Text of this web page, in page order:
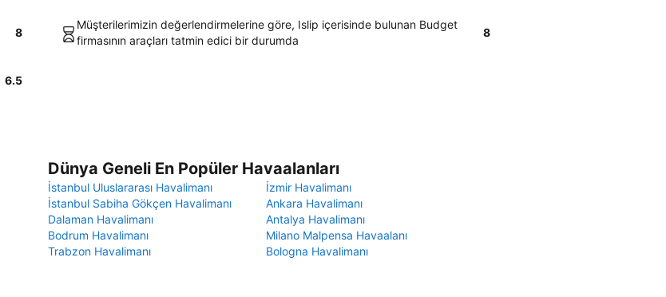
8
Müşterilerimizin değerlendirmelerine göre, Islip içerisinde bulunan Budget
firmasının araçları tatmin edici bir durumda
8
6.5
Dünya Geneli En Popüler Havaalanları
İstanbul Uluslararası Havalimanı
İzmir Havalimanı
İstanbul Sabiha Gökçen Havalimanı
Ankara Havalimanı
Dalaman Havalimanı
Antalya Havalimanı
Bodrum Havalimanı
Milano Malpensa Havaalanı
Trabzon Havalimanı
Bologna Havalimanı